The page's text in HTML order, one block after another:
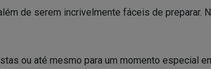
de serem incrivelmente fáceis de
ou até mesmo para um momento especial